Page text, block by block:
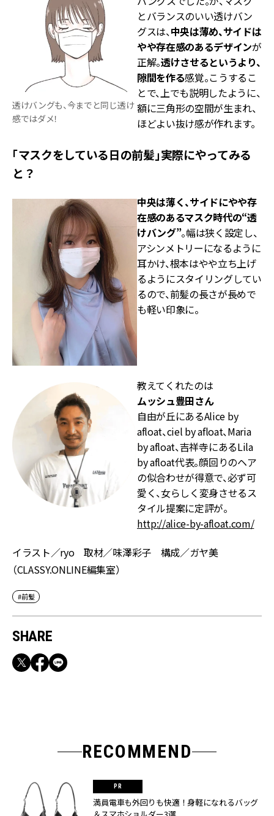
透けバングも、今までと同じ透け
感ではダメ！
とバランスのいい透けバン
グスは、中央は薄め、サイドは
やや存在感のあるデザインが
正解。透けさせるというより、
隙間を作る感覚。こうするこ
とで、上でも説明したように、
額に三角形の空間が生まれ、
ほどよい抜け感が作れます。
「マスクをしている日の前髪」実際にやってみる
と？
中央は薄く、サイドにやや存
在感のあるマスク時代の“透
けバング”。幅は狭く設定し、
アシンメトリーになるように
耳かけ、根本はやや立ち上げ
るようにスタイリングしてい
るので、前髪の長さが長めで
も軽い印象に。
教えてくれたのは
ムッシュ豊田さん
自由が丘にあるAlice by
afloat、ciel by afloat、Maria
by afloat、吉祥寺にあるLila
by afloat代表。顔回りのヘア
の似合わせが得意で、必ず可
愛く、女らしく変身させるス
タイル提案に定評が。
http://alice-by-afloat.com/
イラスト／ryo 取材／味澤彩子 構成／ガヤ美
（CLASSY.ONLINE編集室）
#前髪
SHARE
RECOMMEND
満員電車も外回りも快適！身軽になれるバッグ